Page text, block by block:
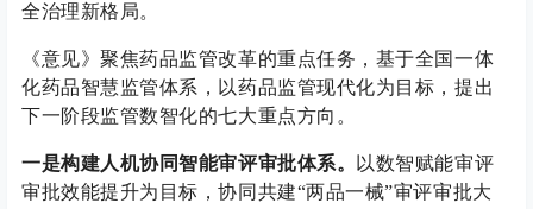
全治理新格局。
《意见》聚焦药品监管改革的重点任务，基于全国一体
化药品智慧监管体系，以药品监管现代化为目标，提出
下一阶段监管数智化的七大重点方向。
一是构建人机协同智能审评审批体系。
以数智赋能审评
审批效能提升为目标，协同共建“两品一械”审评审批大